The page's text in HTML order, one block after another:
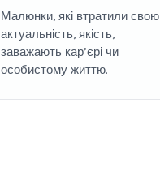
Малюнки, які втратили свою
актуальність, якість,
заважають кар’єрі чи
особистому життю.